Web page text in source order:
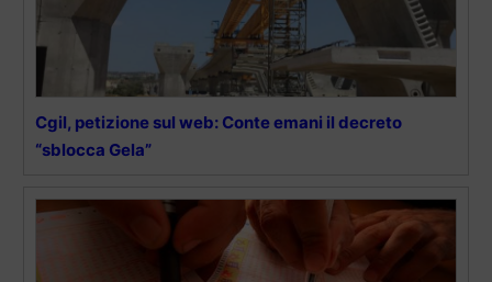
Cgil, petizione sul web: Conte emani il decreto
“sblocca Gela”